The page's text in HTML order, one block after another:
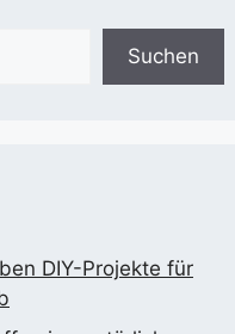
Suchen
DIY-Projekte für